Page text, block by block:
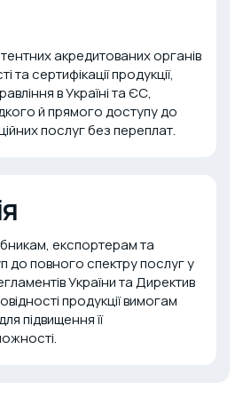
акредитованих органів
та сертифікації продукції,
в Україні та ЄС,
й прямого доступу до
послуг без переплат.
експортерам та
до повного спектру послуг у
України та Директив
продукції вимогам
підвищення її